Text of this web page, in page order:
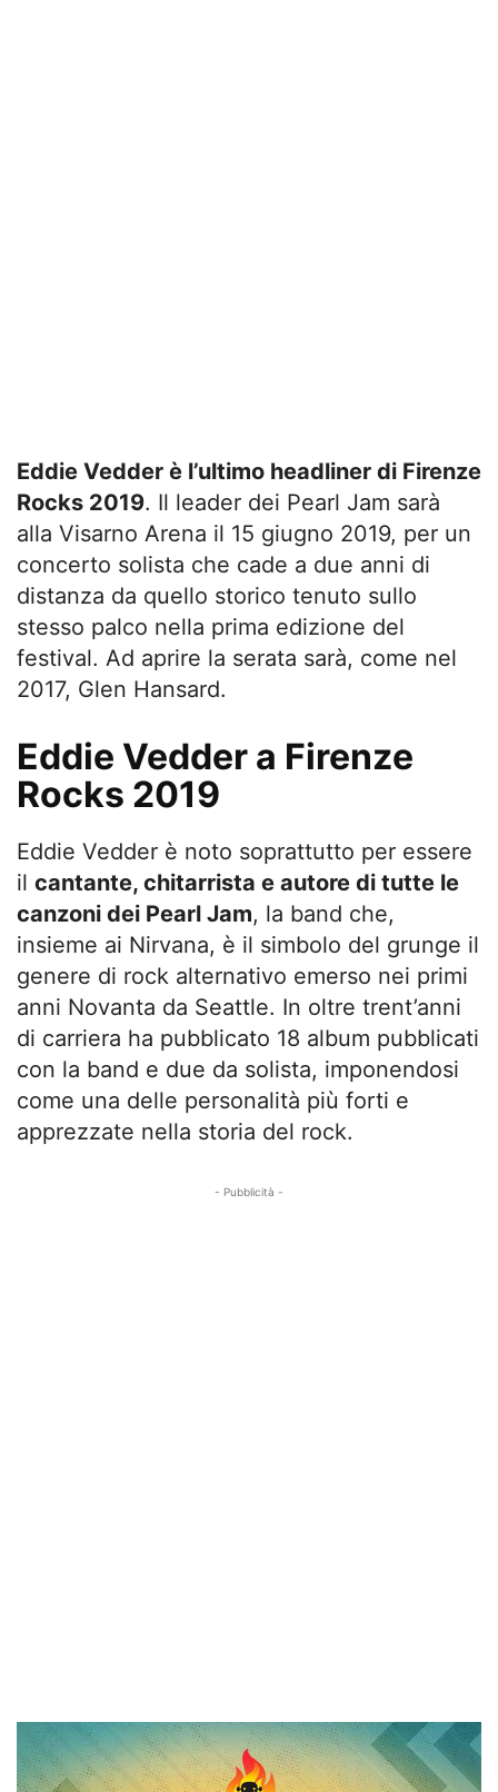
Eddie Vedder è l’ultimo headliner di Firenze
Rocks 2019. Il leader dei Pearl Jam sarà
alla Visarno Arena il 15 giugno 2019, per un
concerto solista che cade a due anni di
distanza da quello storico tenuto sullo
stesso palco nella prima edizione del
festival. Ad aprire la serata sarà, come nel
2017, Glen Hansard.
Eddie Vedder a Firenze
Rocks 2019
Eddie Vedder è noto soprattutto per essere
il cantante, chitarrista e autore di tutte le
canzoni dei Pearl Jam, la band che,
insieme ai Nirvana, è il simbolo del grunge il
genere di rock alternativo emerso nei primi
anni Novanta da Seattle. In oltre trent’anni
di carriera ha pubblicato 18 album pubblicati
con la band e due da solista, imponendosi
come una delle personalità più forti e
apprezzate nella storia del rock.
- Pubblicità -